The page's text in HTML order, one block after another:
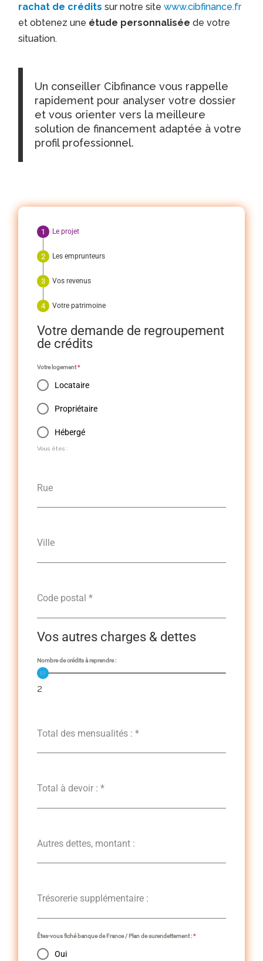
rachat de crédits sur notre sitewww.cibfinance.fr
et obtenez une étude personnalisée de votre
situation.
Un conseiller Cibfinance vous rappelle
rapidement pour analyser votre dossier
et vous orienter vers la meilleure
solution de financement adaptée à votre
profil professionnel.
Le projet
Les emprunteurs
Vos revenus
Votre patrimoine
Votre demande de regroupement
de crédits
Votre logement*
Locataire
Propriétaire
Hébergé
Vous êtes :
Rue
Ville
Code postal*
Vos autres charges & dettes
Nombre de crédits à reprendre :
2
Total des mensualités :*
Total à devoir :*
Autres dettes, montant :
Trésorerie supplémentaire :
Êtes-vous fiché banque de France / Plan de surendettement :*
Oui